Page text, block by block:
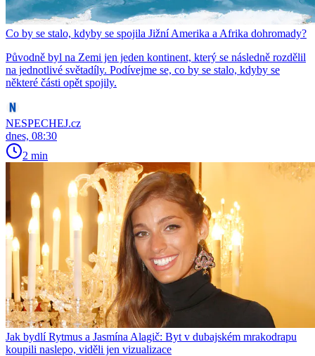
Co by se stalo, kdyby se spojila Jižní Amerika a Afrika dohromady?
Původně byl na Zemi jen jeden kontinent, který se následně rozdělil
na jednotlivé světadíly. Podívejme se, co by se stalo, kdyby se
některé části opět spojily.
NESPECHEJ.cz
dnes, 08:30
2 min
Jak bydlí Rytmus a Jasmína Alagič: Byt v dubajském mrakodrapu
koupili naslepo, viděli jen vizualizace